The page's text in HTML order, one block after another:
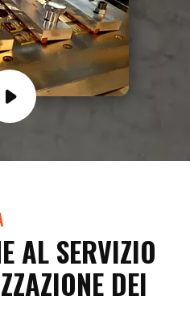
AL SERVIZIO
DEI